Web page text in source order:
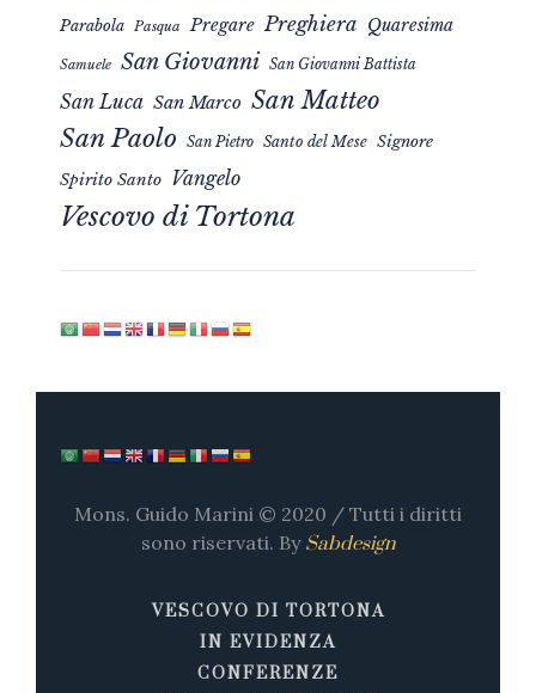
Parabola Pasqua Pregare Preghiera Quaresima
Samuele San Giovanni San Giovanni Battista
San Luca San Marco San Matteo
San Paolo San Pietro Santo del Mese Signore
Spirito Santo Vangelo
Vescovo di Tortona
Mons. Guido Marini © 2020 / Tutti i diritti
sono riservati. By Sabdesign
VESCOVO DI TORTONA
IN EVIDENZA
CONFERENZE